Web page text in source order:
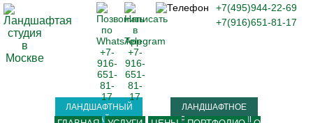
+7(495)944-22-69
+7(916)651-81-17
ЛАНДШАФТНЫЙ
ДИЗАЙН
ЛАНДШАФТНОЕ
ПРОЕКТИРОВАНИЕ